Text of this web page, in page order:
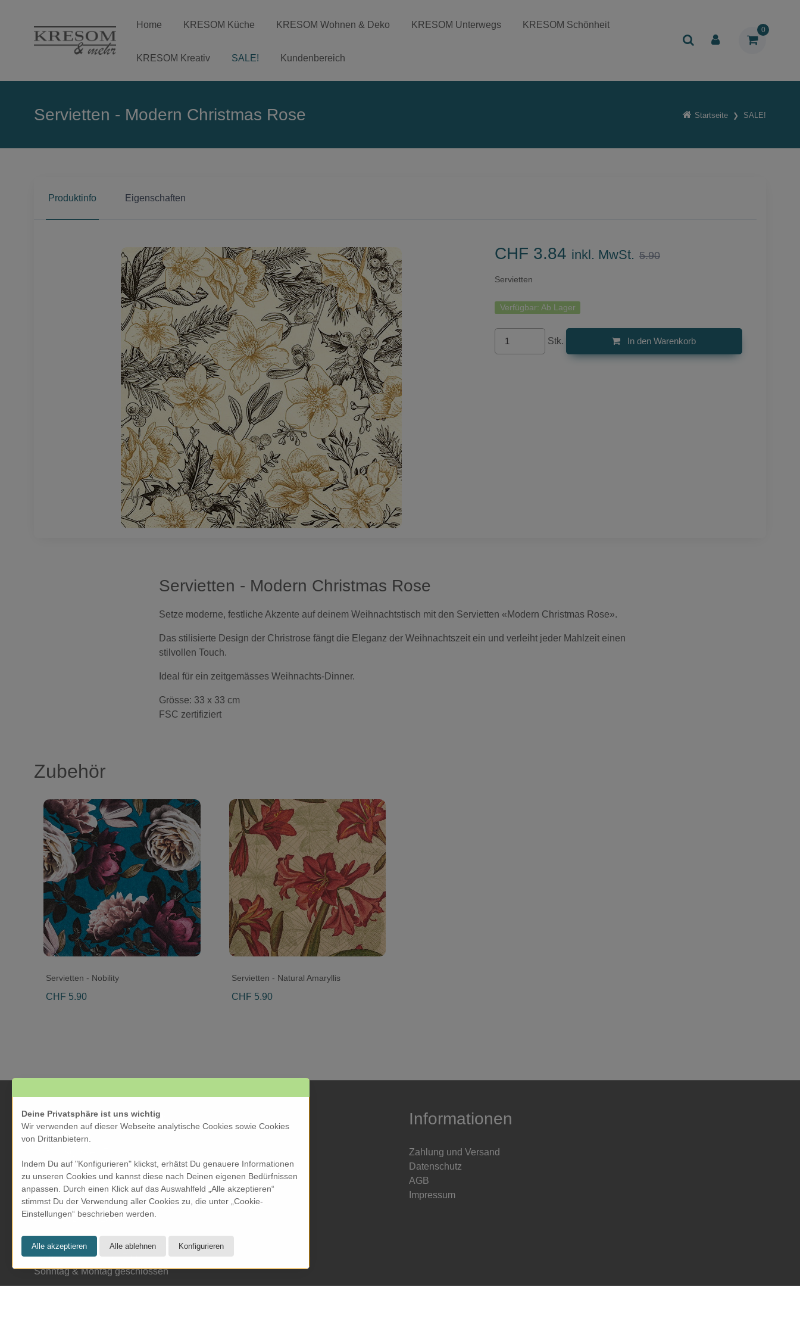
0
Home KRESOM Küche KRESOM Wohnen & Deko KRESOM Unterwegs KRESOM Schönheit
KRESOM Kreativ SALE! Kundenbereich
Startseite SALE!
Servietten - Modern Christmas Rose
Produktinfo Eigenschaften
CHF 3.84 inkl. MwSt. 5.90
Servietten
Verfügbar: Ab Lager
Stk. In den Warenkorb
Servietten - Modern Christmas Rose
Setze moderne, festliche Akzente auf deinem Weihnachtstisch mit den Servietten «Modern Christmas Rose».
Das stilisierte Design der Christrose fängt die Eleganz der Weihnachtszeit ein und verleiht jeder Mahlzeit einen
stilvollen Touch.
Ideal für ein zeitgemässes Weihnachts-Dinner.
Grösse: 33 x 33 cm
FSC zertifiziert
Zubehör
Servietten - Nobility
CHF 5.90
Servietten - Natural Amaryllis
CHF 5.90
KRESOM & mehr
5000 Aarau
Tel: 062 822 19 19
info@kresom.ch
Öffnungszeiten Laden:
Dienstag bis Freitag: 09.30 bis 18.00 Uhr
Samstag: 09.30 bis 17.00 Uhr
Sonntag & Montag geschlossen
Informationen
Zahlung und Versand
Datenschutz
AGB
Impressum
Deine Privatsphäre ist uns wichtig
Wir verwenden auf dieser Webseite analytische Cookies sowie Cookies
von Drittanbietern.
Indem Du auf "Konfigurieren" klickst, erhätst Du genauere Informationen
zu unseren Cookies und kannst diese nach Deinen eigenen Bedürfnissen
anpassen. Durch einen Klick auf das Auswahlfeld „Alle akzeptieren“
stimmst Du der Verwendung aller Cookies zu, die unter „Cookie-
Einstellungen“ beschrieben werden.